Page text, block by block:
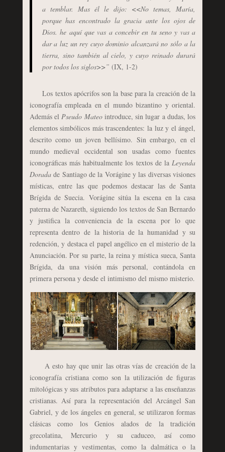
a temblar. Mas él le dijo: <<No temas, María,
porque has encontrado la gracia ante los ojos de
Dios. he aquí que vas a concebir en tu seno y vas a
dar a luz un rey cuyo dominio alcanzará no sólo a la
tierra, sino también al cielo, y cuyo reinado durará
por todos los siglos>>” (IX, 1-2)
Los textos apócrifos son la base para la creación de la
iconografía empleada en el mundo bizantino y oriental.
Además el Pseudo Mateointroduce, sin lugar a dudas, los
elementos simbólicos más trascendentes: la luz y el ángel,
descrito como un joven bellísimo. Sin embargo, en el
mundo medieval occidental son usadas como fuentes
iconográficas más habitualmente los textos de la Leyenda
Doradade Santiago de la Vorágine y las diversas visiones
místicas, entre las que podemos destacar las de Santa
Brígida de Suecia. Vorágine sitúa la escena en la casa
paterna de Nazareth, siguiendo los textos de San Bernardo
y justifica la conveniencia de la escena por lo que
representa dentro de la historia de la humanidad y su
redención, y destaca el papel angélico en el misterio de la
Anunciación. Por su parte, la reina y mística sueca, Santa
Brígida, da una visión más personal, contándola en
primera persona y desde el intimismo del mismo misterio.
A esto hay que unir las otras vías de creación de la
iconografía cristiana como son la utilización de figuras
mitológicas y sus atributos para adaptarse a las enseñanzas
cristianas. Así para la representación del Arcángel San
Gabriel, y de los ángeles en general, se utilizaron formas
clásicas como los Genios alados de la tradición
grecolatina, Mercurio y su caduceo, así como
indumentarias y vestimentas, como la dalmática o la